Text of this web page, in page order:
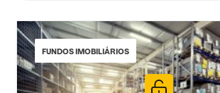
FUNDOS IMOBILIÁRIOS